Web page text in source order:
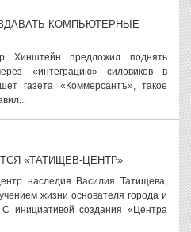
КОМПЬЮТЕРНЫЕ
Хинштейн предложил поднять
«интеграцию» силовиков в
газета «Коммерсантъ», такое
«ТАТИЩЕВ-ЦЕНТР»
наследия Василия Татищева,
жизни основателя города и
инициативой создания «Центра